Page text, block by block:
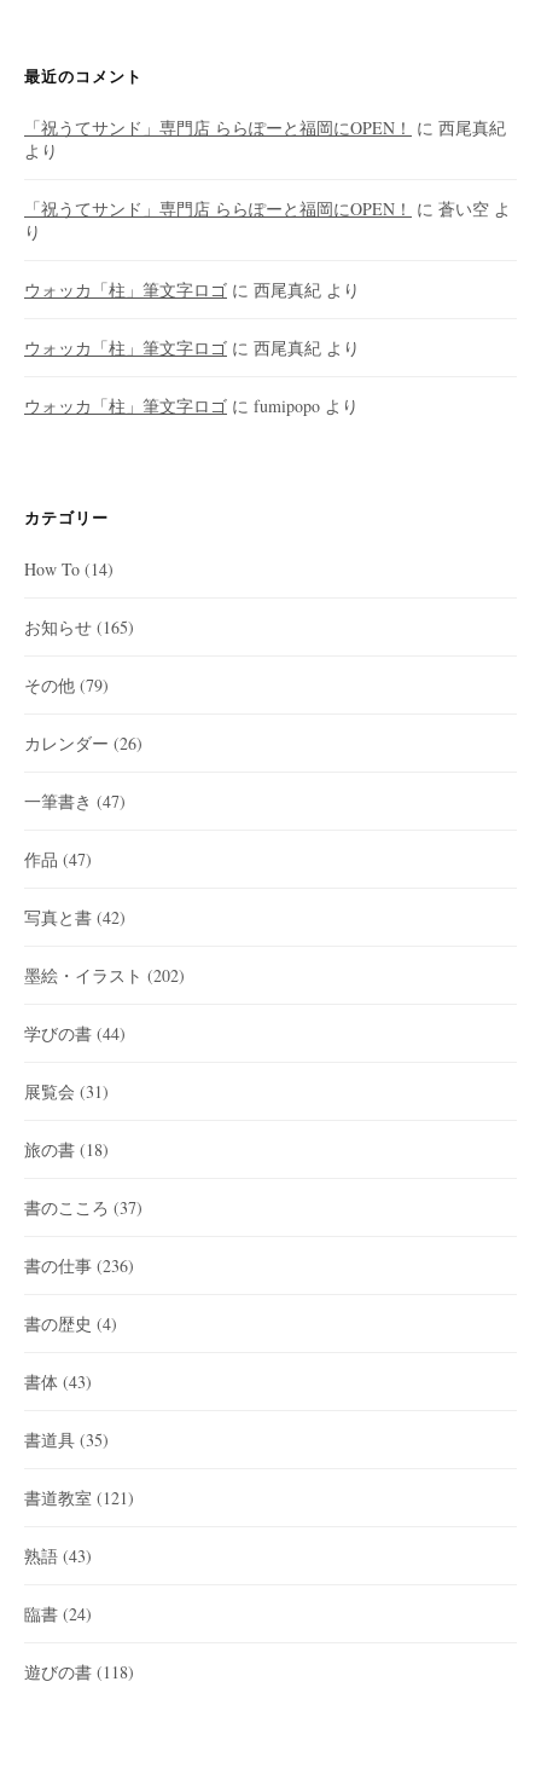
最近のコメント
「祝うてサンド」専門店 ららぽーと福岡にOPEN！ に 西尾真紀
より
「祝うてサンド」専門店 ららぽーと福岡にOPEN！ に 蒼い空 よ
り
ウォッカ「柱」筆文字ロゴ に 西尾真紀 より
ウォッカ「柱」筆文字ロゴ に 西尾真紀 より
ウォッカ「柱」筆文字ロゴ に fumipopo より
カテゴリー
How To (14)
お知らせ (165)
その他 (79)
カレンダー (26)
一筆書き (47)
作品 (47)
写真と書 (42)
墨絵・イラスト (202)
学びの書 (44)
展覧会 (31)
旅の書 (18)
書のこころ (37)
書の仕事 (236)
書の歴史 (4)
書体 (43)
書道具 (35)
書道教室 (121)
熟語 (43)
臨書 (24)
遊びの書 (118)